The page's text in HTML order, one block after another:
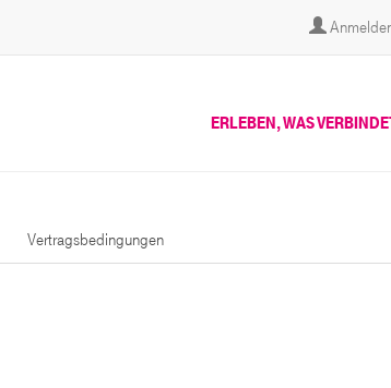
ERLEBEN, WAS
Vertragsbedingungen